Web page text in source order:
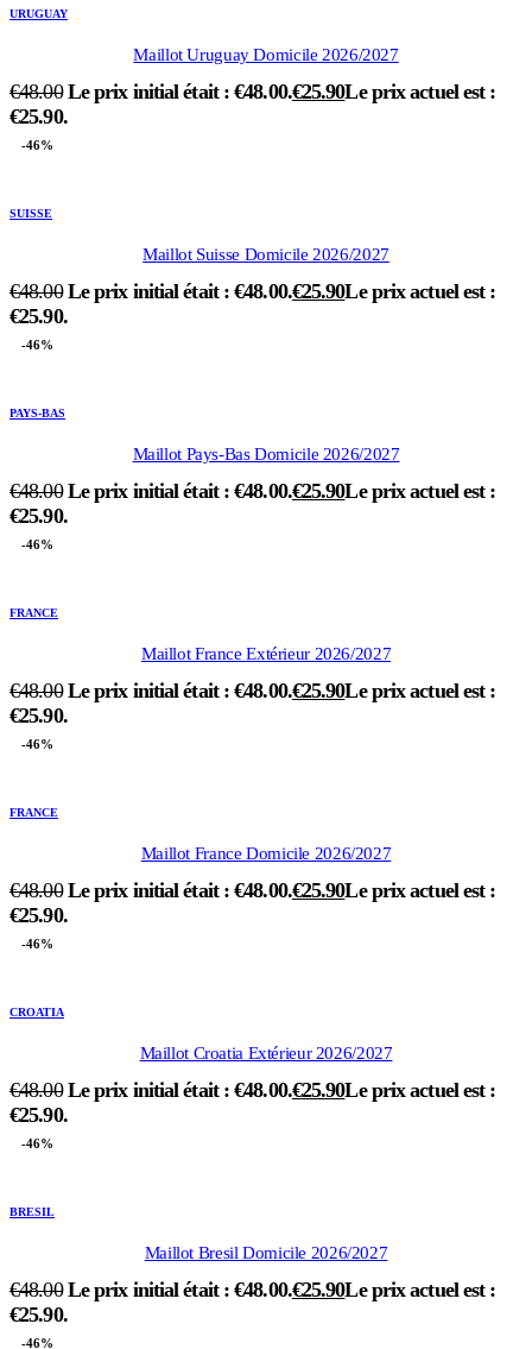
URUGUAY
Maillot Uruguay Domicile 2026/2027
€48.00 Le prix initial était : €48.00.€25.90Le prix actuel est :
€25.90.
-46%
SUISSE
Maillot Suisse Domicile 2026/2027
€48.00 Le prix initial était : €48.00.€25.90Le prix actuel est :
€25.90.
-46%
PAYS-BAS
Maillot Pays-Bas Domicile 2026/2027
€48.00 Le prix initial était : €48.00.€25.90Le prix actuel est :
€25.90.
-46%
FRANCE
Maillot France Extérieur 2026/2027
€48.00 Le prix initial était : €48.00.€25.90Le prix actuel est :
€25.90.
-46%
FRANCE
Maillot France Domicile 2026/2027
€48.00 Le prix initial était : €48.00.€25.90Le prix actuel est :
€25.90.
-46%
CROATIA
Maillot Croatia Extérieur 2026/2027
€48.00 Le prix initial était : €48.00.€25.90Le prix actuel est :
€25.90.
-46%
BRESIL
Maillot Bresil Domicile 2026/2027
€48.00 Le prix initial était : €48.00.€25.90Le prix actuel est :
€25.90.
-46%